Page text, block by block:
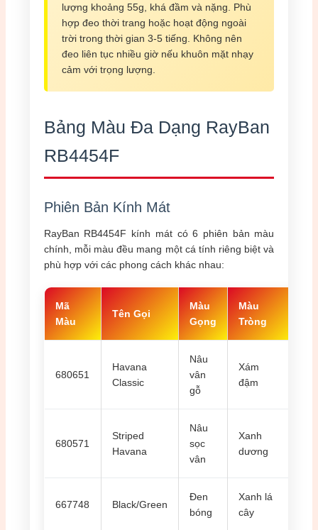
lượng khoảng 55g, khá đầm và nặng. Phù
hợp đeo thời trang hoặc hoạt động ngoài
trời trong thời gian 3-5 tiếng. Không nên
đeo liên tục nhiều giờ nếu khuôn mặt nhạy
cảm với trọng lượng.
Bảng Màu Đa Dạng RayBan
RB4454F
Phiên Bản Kính Mát
RayBan RB4454F kính mát có 6 phiên bản màu
chính, mỗi màu đều mang một cá tính riêng biệt và
phù hợp với các phong cách khác nhau:
Mã
Màu
Tên Gọi
Màu
Gọng
Màu
Tròng
680651
Havana
Classic
Nâu
vân
gỗ
Xám
đậm
680571
Striped
Havana
Nâu
sọc
vân
Xanh
dương
667748 Black/Green
Đen
bóng
Xanh lá
cây